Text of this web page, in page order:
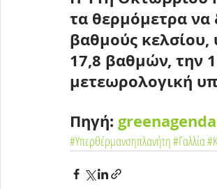
τα θερμόμετρα
βαθμούς
17,8 βαθμών, την
μετεωρολογική
Πηγή:
#Υπερθέρμανσηπλανήτη#Γαλλία